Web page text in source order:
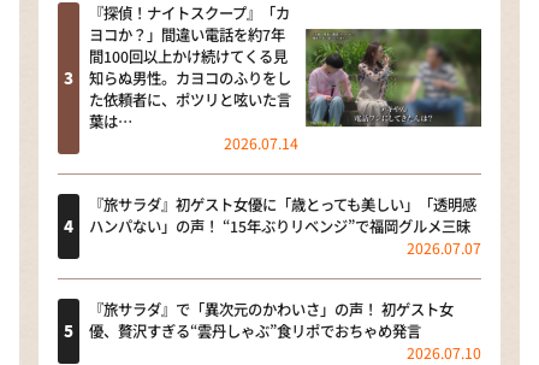
『探偵！ナイトスクープ』「カ
ヨコか？」間違い電話を約7年
間100回以上かけ続けてくる見
知らぬ男性。カヨコのふりをし
た依頼者に、ポツリと呟いた言
葉は…
2026.07.14
『旅サラダ』初ゲスト女優に「歳とっても美しい」「透明感
ハンパない」の声！ “15年ぶりリベンジ”で福岡グルメ三昧
2026.07.07
『旅サラダ』で「異次元のかわいさ」の声！ 初ゲスト女
優、贅沢すぎる“雲丹しゃぶ”食リポでおちゃめ発言
2026.07.10